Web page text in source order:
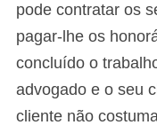
pode contratar os
pagar-lhe os
concluído o
advogado e o seu
cliente não